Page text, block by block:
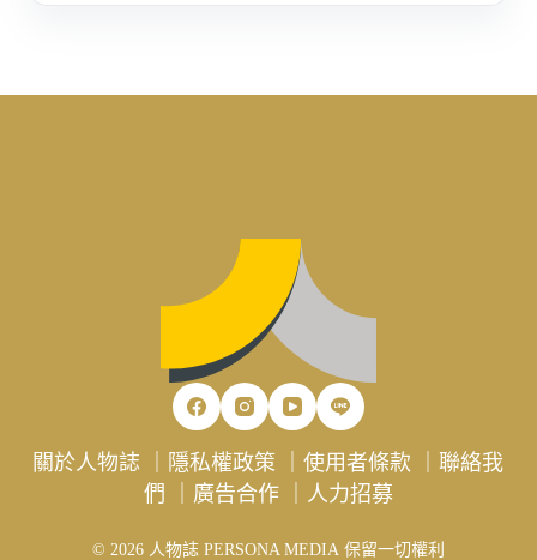
關於人物誌 隱私權政策 ｜使用者條款 ｜聯絡我
們
廣告合作｜ 人力招募
© 2026 人物誌 PERSONA MEDIA 保留一切權利